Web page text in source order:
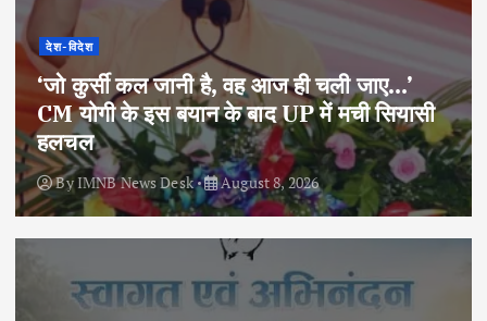
देश-विदेश
‘जो कुर्सी कल जानी है, वह आज ही चली जाए…’
CM योगी के इस बयान के बाद UP में मची सियासी
हलचल
ByIMNB News Desk August 8, 2026